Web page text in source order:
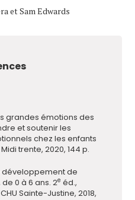
et Sam Edwards
grandes émotions des
et soutenir les
chez les enfants
trente, 2020, 144 p.
développement de
0 à 6 ans. 2e éd.,
Sainte-Justine, 2018,